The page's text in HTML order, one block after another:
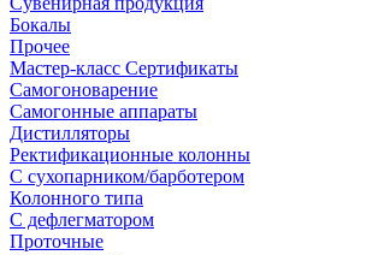
Бокалы
Прочее
Мастер-класс Сертификаты
Самогоноварение
Самогонные аппараты
Дистилляторы
Ректификационные колонны
С сухопарником/барботером
Колонного типа
С дефлегматором
Проточные